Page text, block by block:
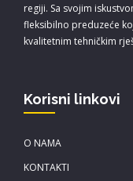
regiji. Sa svojim
fleksibilno preduzeće
kvalitetnim tehničkim
Korisni linkovi
O NAMA
KONTAKTI